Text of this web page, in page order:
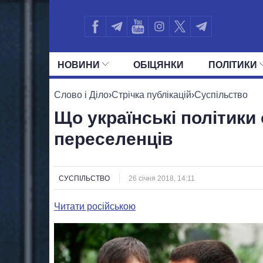
НОВИНИ ОБIЦЯНКИ ПОЛIТИКИ
УСІ ПОЛІТИКИ ПРЕЗИДЕНТ І ОФІС
Слово і Діло›Стрічка публікацій›Суспільство
Що українські
переселенців
СУСПІЛЬСТВО 26 січня 2018, 14:11
Читати російською